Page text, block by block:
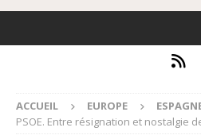
ACCUEIL EUROPE
PSOE. Entre résignation et nostalgie